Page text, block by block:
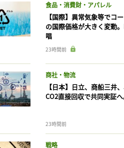
食品・消費財・アパレル
【国際】異常気象等でコ
の国際価格が大きく変動
唱
23時間前
商社・物流
【日本】日立、商船三井
CO2直接回収で共同実証
23時間前
戦略